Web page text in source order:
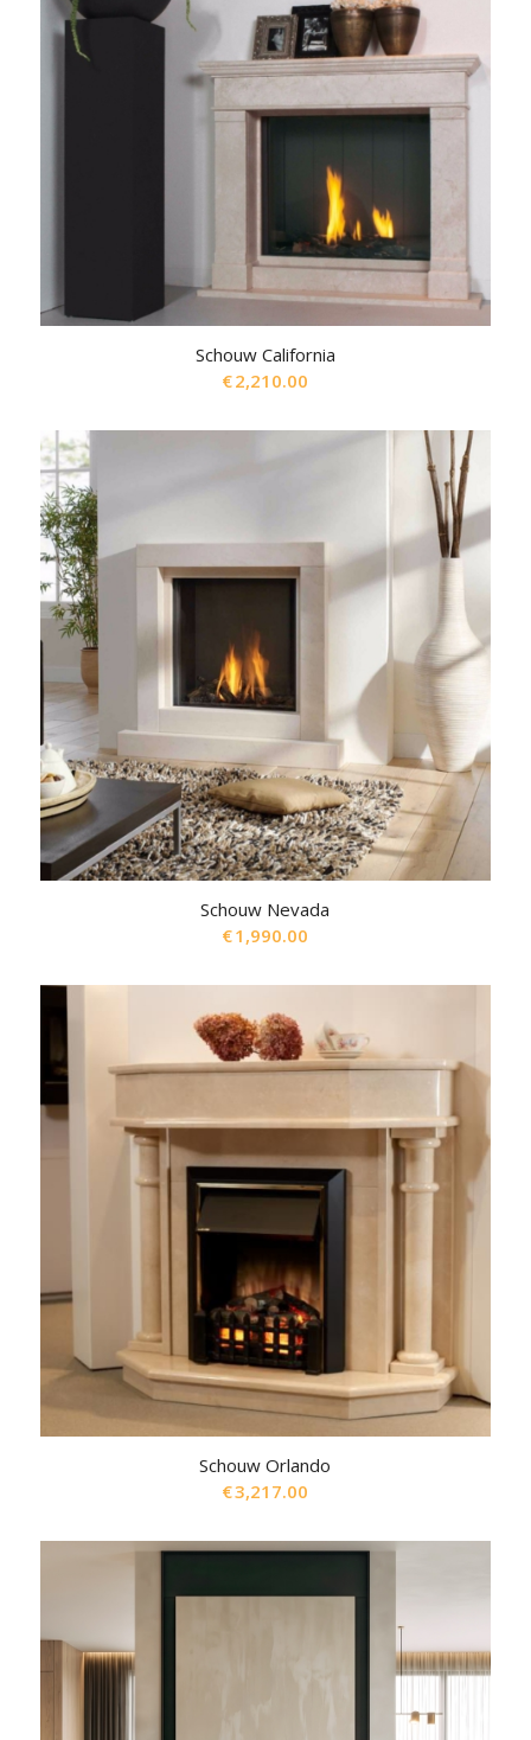
Schouw California
€2,210.00
Schouw Nevada
€1,990.00
Schouw Orlando
€3,217.00